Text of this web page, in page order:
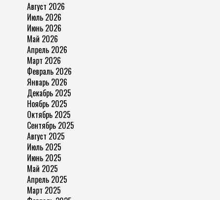
Август 2026
Июль 2026
Июнь 2026
Май 2026
Апрель 2026
Март 2026
Февраль 2026
Январь 2026
Декабрь 2025
Ноябрь 2025
Октябрь 2025
Сентябрь 2025
Август 2025
Июль 2025
Июнь 2025
Май 2025
Апрель 2025
Март 2025